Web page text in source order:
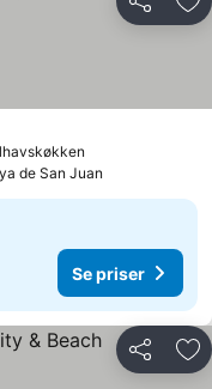
Del
de San Juan
Se priser
Del